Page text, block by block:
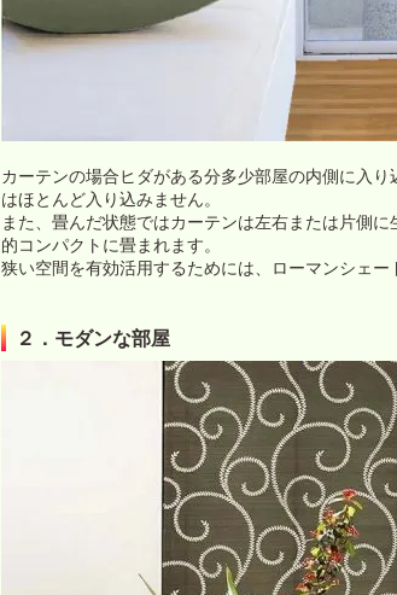
カーテンの場合ヒダがある分多少部屋の内側に入
はほとんど入り込みません。
また、畳んだ状態ではカーテンは左右または片側
的コンパクトに畳まれます。
狭い空間を有効活用するためには、ローマンシェー
２．モダンな部屋